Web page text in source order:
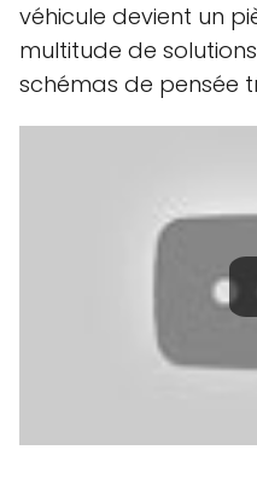
véhicule devient un
multitude de
schémas de pensée